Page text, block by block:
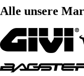
Alle unsere